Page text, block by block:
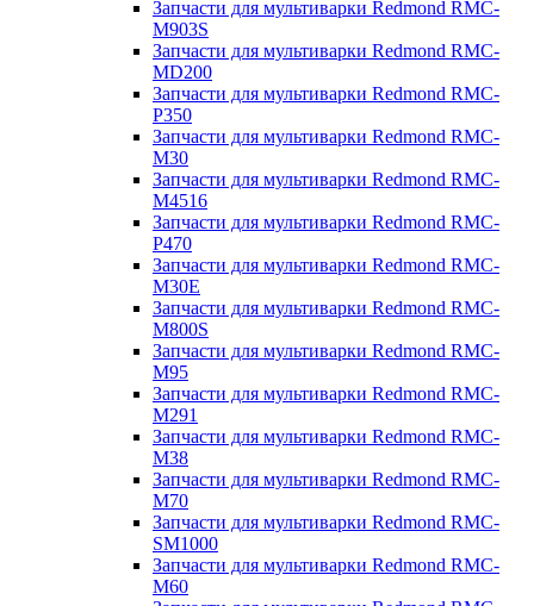
Запчасти для мультиварки Redmond RMC-
M903S
Запчасти для мультиварки Redmond RMC-
MD200
Запчасти для мультиварки Redmond RMC-
P350
Запчасти для мультиварки Redmond RMC-
M30
Запчасти для мультиварки Redmond RMC-
M4516
Запчасти для мультиварки Redmond RMC-
P470
Запчасти для мультиварки Redmond RMC-
M30E
Запчасти для мультиварки Redmond RMC-
M800S
Запчасти для мультиварки Redmond RMC-
M95
Запчасти для мультиварки Redmond RMC-
M291
Запчасти для мультиварки Redmond RMC-
M38
Запчасти для мультиварки Redmond RMC-
M70
Запчасти для мультиварки Redmond RMC-
SM1000
Запчасти для мультиварки Redmond RMC-
M60